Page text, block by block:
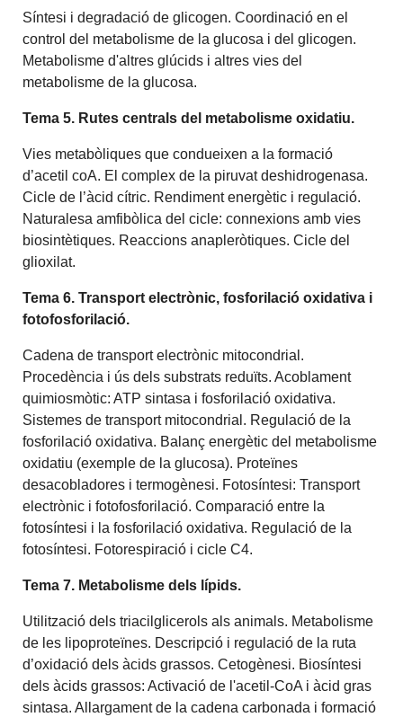
Síntesi i degradació de glicogen. Coordinació en el
control del metabolisme de la glucosa i del glicogen.
Metabolisme d'altres glúcids i altres vies del
metabolisme de la glucosa.
Tema 5. Rutes centrals del metabolisme oxidatiu.
Vies metabòliques que condueixen a la formació
d’acetil coA. El complex de la piruvat deshidrogenasa.
Cicle de l’àcid cítric. Rendiment energètic i regulació.
Naturalesa amfibòlica del cicle: connexions amb vies
biosintètiques. Reaccions anapleròtiques. Cicle del
glioxilat.
Tema 6. Transport electrònic, fosforilació oxidativa i
fotofosforilació.
Cadena de transport electrònic mitocondrial.
Procedència i ús dels substrats reduïts. Acoblament
quimiosmòtic: ATP sintasa i fosforilació oxidativa.
Sistemes de transport mitocondrial. Regulació de la
fosforilació oxidativa. Balanç energètic del metabolisme
oxidatiu (exemple de la glucosa). Proteïnes
desacobladores i termogènesi. Fotosíntesi: Transport
electrònic i fotofosforilació. Comparació entre la
fotosíntesi i la fosforilació oxidativa. Regulació de la
fotosíntesi. Fotorespiració i cicle C4.
Tema 7. Metabolisme dels lípids.
Utilització dels triacilglicerols als animals. Metabolisme
de les lipoproteïnes. Descripció i regulació de la ruta
d’oxidació dels àcids grassos. Cetogènesi. Biosíntesi
dels àcids grassos: Activació de l'acetil-CoA i àcid gras
sintasa. Allargament de la cadena carbonada i formació